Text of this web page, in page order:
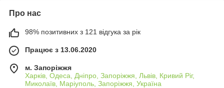
Про нас
98% позитивних з 121 відгука за рік
Працює з 13.06.2020
м. Запоріжжя
Харків, Одеса, Дніпро, Запоріжжя, Львів, Кривий Ріг,
Миколаїв, Маріуполь, Запоріжжя, Україна